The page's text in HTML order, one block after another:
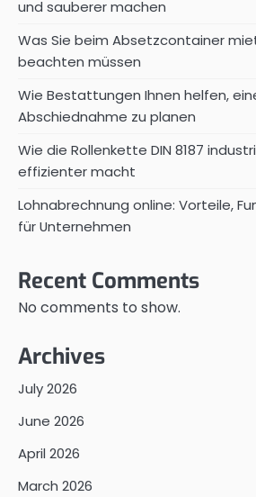
und sauberer machen
Was Sie beim Absetzcontainer
beachten müssen
Wie Bestattungen Ihnen helfen,
Abschiednahme zu planen
Wie die Rollenkette DIN 8187
effizienter macht
Lohnabrechnung online: Vorteile,
für Unternehmen
Recent Comments
No comments to show.
Archives
July 2026
June 2026
April 2026
March 2026